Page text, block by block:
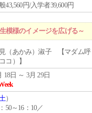
43,560円/入学者39,600円
模様のイメージを広げる～
（あかみ）淑子 【マダム呼
ココ）】
18日 ～ 3月 29日
）
50～16：10／